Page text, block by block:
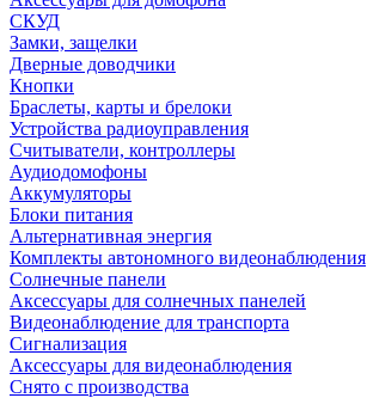
СКУД
Замки, защелки
Дверные доводчики
Кнопки
Браслеты, карты и брелоки
Устройства радиоуправления
Считыватели, контроллеры
Аудиодомофоны
Аккумуляторы
Блоки питания
Альтернативная энергия
Комплекты автономного видеонаблюдения
Солнечные панели
Аксессуары для солнечных панелей
Видеонаблюдение для транспорта
Сигнализация
Аксессуары для видеонаблюдения
Снято с производства